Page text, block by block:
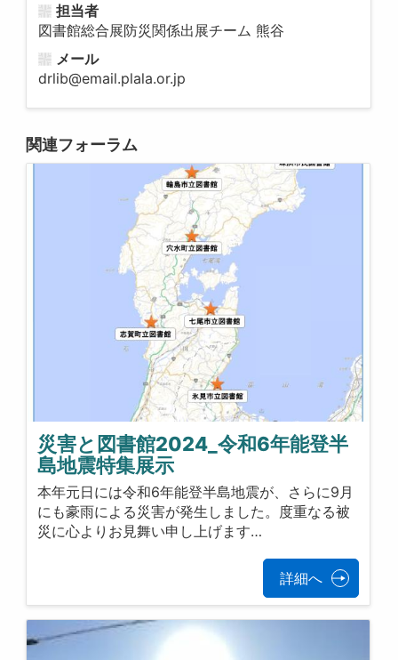
担当者
図書館総合展防災関係出展チーム 熊谷
メール
drlib@email.plala.or.jp
関連フォーラム
災害と図書館2024_令和6年能登半
島地震特集展示
本年元日には令和6年能登半島地震が、さらに9月
にも豪雨による災害が発生しました。度重なる被
災に心よりお見舞い申し上げます…
詳細へ